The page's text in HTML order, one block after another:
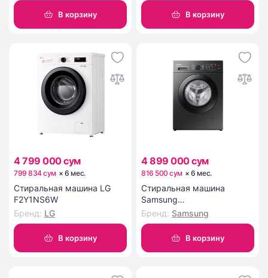
В корзину В корзину
4 799 000 сум
799 834 сум ×6 мес.
Стиральная машина LG
F2Y1NS6W
Бренд: LG
В корзину
4 899 000 сум
816 500 сум ×6 мес.
Стиральная машина
Samsung
WW65AG4S21CXLD
Бренд: Samsung
В корзину